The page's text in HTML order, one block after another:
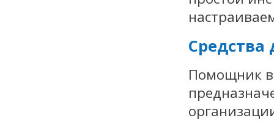
Средства
Помощник